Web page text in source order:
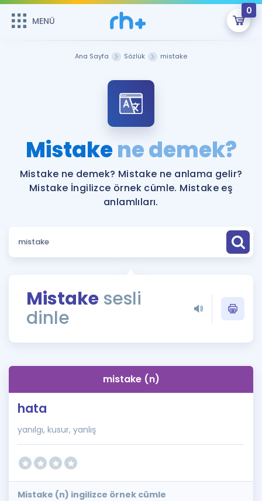
MENÜ
0
ÜYE DEĞİLİM
Sepetin Şu An Boş.
Remzi Hoca ile seni sınava hazırlayacak onlarca eğitim seni
bekliyor!
MENÜ
Faydalı Araçlar
Sözlük
Rehberlik Aracı
ÖSYM Sınav Takvimi
İngilizce Gramer
Hakkımızda
Ana Sayfa Sözlük mistake
Mistakene demek?
Mistake ne demek? Mistake ne anlama gelir?
Mistake İngilizce örnek cümle. Mistake eş
anlamlıları.
Mistake sesli
dinle
mistake (n)
hata
yanılgı, kusur, yanlış
Mistake (n) ingilizce örnek cümle